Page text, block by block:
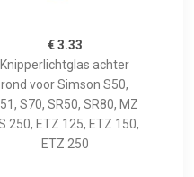
€ 3.33
Knipperlichtglas achter
rond voor Simson S50,
S70, SR50, SR80, MZ
250, ETZ 125, ETZ 150,
ETZ 250